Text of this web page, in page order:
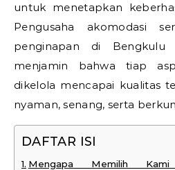
untuk menetapkan
Pengusaha akomodasi
penginapan di
menjamin bahwa tiap
dikelola mencapai kualitas
nyaman, senang, serta
DAFTAR ISI
Mengapa Memilih